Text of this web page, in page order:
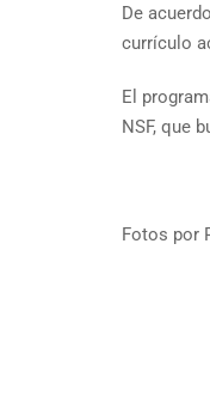
De
currículo
El
NSF, que
Fotos por